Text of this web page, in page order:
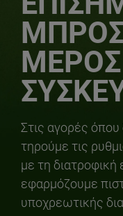
Στις αγορές
τηρούμε τις
με τη
εφαρμόζουμε
υποχρεωτικής